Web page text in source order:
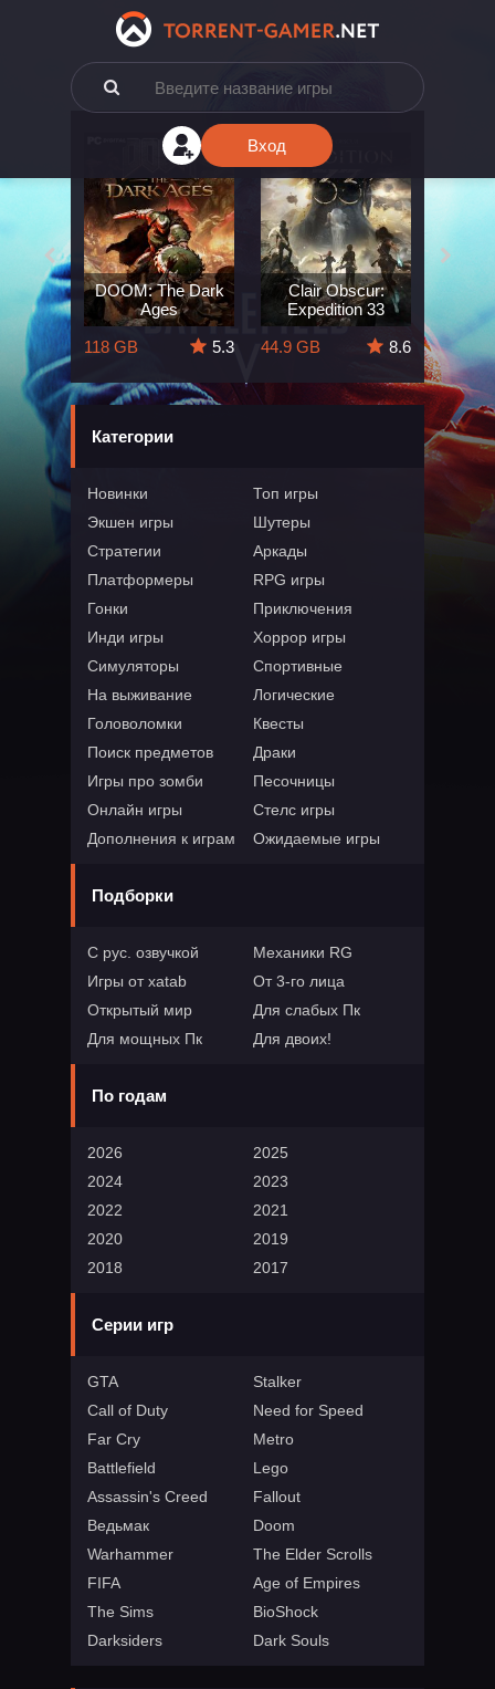
Вход
The
5.7
DOOM: The Dark
Ages
118 GB
5.3
Clair Obscur:
Expedition 33
44.9 GB
8.6
164 GB
Категории
Новинки
Топ игры
Экшен игры
Шутеры
Стратегии
Аркады
Платформеры
RPG игры
Гонки
Приключения
Инди игры
Хоррор игры
Симуляторы
Спортивные
На выживание
Логические
Головоломки
Квесты
Поиск предметов
Драки
Игры про зомби
Песочницы
Онлайн игры
Стелс игры
Дополнения к играм
Ожидаемые игры
Подборки
С рус. озвучкой
Механики RG
Игры от xatab
От 3-го лица
Открытый мир
Для слабых Пк
Для мощных Пк
Для двоих!
По годам
2026
2025
2024
2023
2022
2021
2020
2019
2018
2017
Серии игр
GTA
Stalker
Call of Duty
Need for Speed
Far Cry
Metro
Battlefield
Lego
Assassin's Creed
Fallout
Ведьмак
Doom
Warhammer
The Elder Scrolls
FIFA
Age of Empires
The Sims
BioShock
Darksiders
Dark Souls